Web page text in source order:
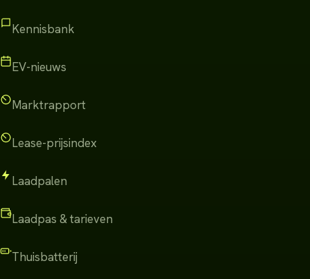
Kennisbank
EV-nieuws
Marktrapport
Lease-prijsindex
Laadpalen
Laadpas & tarieven
Thuisbatterij